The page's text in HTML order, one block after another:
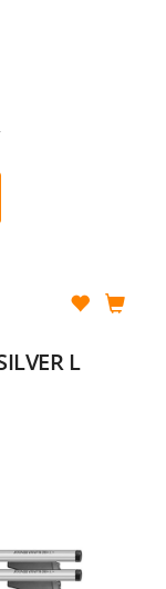
L